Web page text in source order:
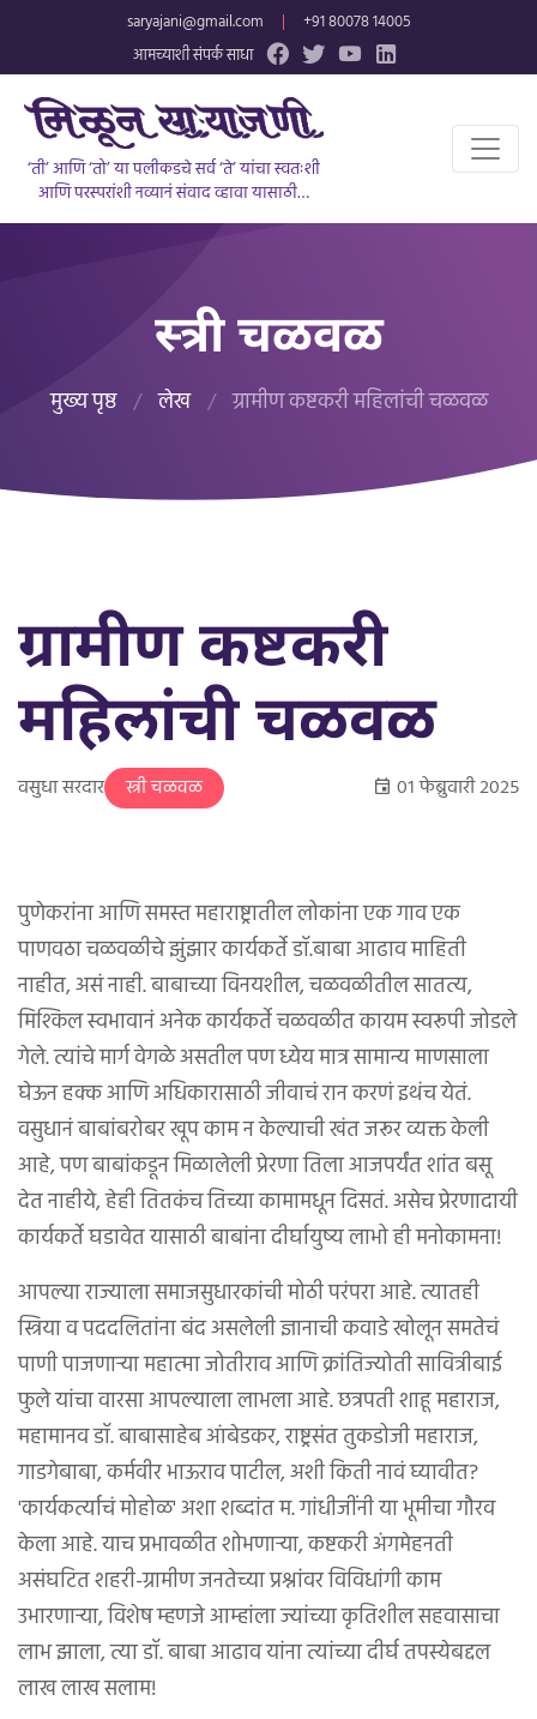
saryajani@gmail.com |
+91 80078 14005
आमच्याशी संपर्क साधा
‘ती’ आणि ‘तो’ या पलीकडचे सर्व ‘ते’ यांचा स्वतःशी
आणि परस्परांशी नव्यानं संवाद व्हावा यासाठी…
स्त्री चळवळ
मुख्य पृष्ठ / लेख / ग्रामीण कष्टकरी महिलांची चळवळ
ग्रामीण कष्टकरी
महिलांची चळवळ
वसुधा सरदार स्त्री चळवळ ०१ फेब्रुवारी २०२५
पुणेकरांना आणि समस्त महाराष्ट्रातील लोकांना एक गाव एक
पाणवठा चळवळीचे झुंझार कार्यकर्ते डॉ.बाबा आढाव माहिती
नाहीत, असं नाही. बाबाच्या विनयशील, चळवळीतील सातत्य,
मिश्किल स्वभावानं अनेक कार्यकर्ते चळवळीत कायम स्वरूपी जोडले
गेले. त्यांचे मार्ग वेगळे असतील पण ध्येय मात्र सामान्य माणसाला
घेऊन हक्क आणि अधिकारासाठी जीवाचं रान करणं इथंच येतं.
वसुधानं बाबांबरोबर खूप काम न केल्याची खंत जरूर व्यक्त केली
आहे, पण बाबांकडून मिळालेली प्रेरणा तिला आजपर्यंत शांत बसू
देत नाहीये, हेही तितकंच तिच्या कामामधून दिसतं. असेच प्रेरणादायी
कार्यकर्ते घडावेत यासाठी बाबांना दीर्घायुष्य लाभो ही मनोकामना!
आपल्या राज्याला समाजसुधारकांची मोठी परंपरा आहे. त्यातही
स्त्रिया व पददलितांना बंद असलेली ज्ञानाची कवाडे खोलून समतेचं
पाणी पाजणाऱ्या महात्मा जोतीराव आणि क्रांतिज्योती सावित्रीबाई
फुले यांचा वारसा आपल्याला लाभला आहे. छत्रपती शाहू महाराज,
महामानव डॉ. बाबासाहेब आंबेडकर, राष्ट्रसंत तुकडोजी महाराज,
गाडगेबाबा, कर्मवीर भाऊराव पाटील, अशी किती नावं घ्यावीत?
'कार्यकर्त्याचं मोहोळ' अशा शब्दांत म. गांधीजींनी या भूमीचा गौरव
केला आहे. याच प्रभावळीत शोभणाऱ्या, कष्टकरी अंगमेहनती
असंघटित शहरी-ग्रामीण जनतेच्या प्रश्नांवर विविधांगी काम
उभारणाऱ्या, विशेष म्हणजे आम्हांला ज्यांच्या कृतिशील सहवासाचा
लाभ झाला, त्या डॉ. बाबा आढाव यांना त्यांच्या दीर्घ तपस्येबद्दल
लाख लाख सलाम!